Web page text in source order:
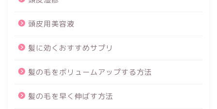
頭皮用美容液
髪に効くおすすめサプリ
髪の毛をボリュームアップする方法
髪の毛を早く伸ばす方法